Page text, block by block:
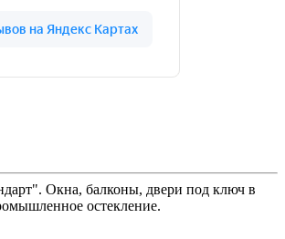
Окна, балконы, двери под ключ в
остекление.